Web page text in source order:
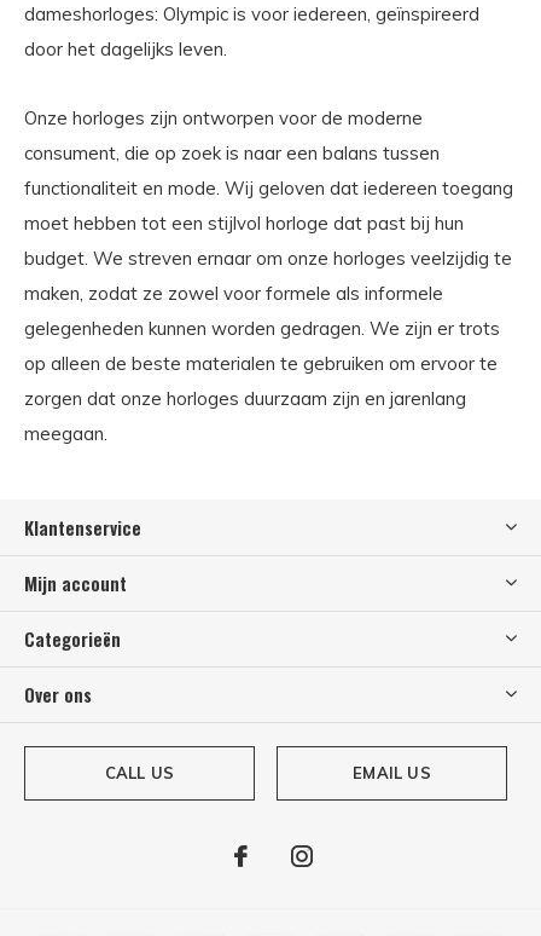
dameshorloges: Olympic is voor iedereen, geïnspireerd
door het dagelijks leven.
Onze horloges zijn ontworpen voor de moderne
consument, die op zoek is naar een balans tussen
functionaliteit en mode. Wij geloven dat iedereen toegang
moet hebben tot een stijlvol horloge dat past bij hun
budget. We streven ernaar om onze horloges veelzijdig te
maken, zodat ze zowel voor formele als informele
gelegenheden kunnen worden gedragen. We zijn er trots
op alleen de beste materialen te gebruiken om ervoor te
zorgen dat onze horloges duurzaam zijn en jarenlang
meegaan.
Klantenservice
Mijn account
Categorieën
Over ons
CALL US EMAIL US